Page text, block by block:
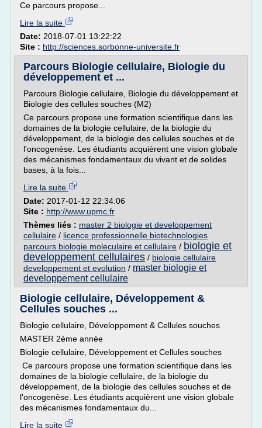
Ce parcours propose...
Lire la suite
Date: 2018-07-01 13:22:22
Site : http://sciences.sorbonne-universite.fr
Parcours Biologie cellulaire, Biologie du
développement et ...
Parcours Biologie cellulaire, Biologie du développement et
Biologie des cellules souches (M2)
Ce parcours propose une formation scientifique dans les
domaines de la biologie cellulaire, de la biologie du
développement, de la biologie des cellules souches et de
l'oncogenèse. Les étudiants acquièrent une vision globale
des mécanismes fondamentaux du vivant et de solides
bases, à la fois...
Lire la suite
Date: 2017-01-12 22:34:06
Site : http://www.upmc.fr
Thèmes liés : master 2 biologie et developpement
cellulaire / licence professionnelle biotechnologies
parcours biologie moleculaire et cellulaire / biologie et
developpement cellulaires / biologie cellulaire
developpement et evolution / master biologie et
developpement cellulaire
Biologie cellulaire, Développement &
Cellules souches ...
Biologie cellulaire, Développement & Cellules souches
MASTER 2ème année
Biologie cellulaire, Développement et Cellules souches
Ce parcours propose une formation scientifique dans les
domaines de la biologie cellulaire, de la biologie du
développement, de la biologie des cellules souches et de
l'oncogenèse. Les étudiants acquièrent une vision globale
des mécanismes fondamentaux du...
Lire la suite